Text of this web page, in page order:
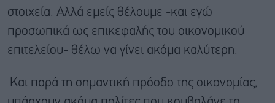
στοιχεία. Αλλά εμείς θέλουμε -και εγώ
προσωπικά ως επικεφαλής του οικονομικού
επιτελείου- θέλω να γίνει ακόμα καλύτερη.
Και παρά τη σημαντική πρόοδο της οικονομίας,